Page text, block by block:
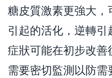
糖皮質激素更強大，
引起的活化，逆轉引
症狀可能在初步改善
需要密切監測以防需